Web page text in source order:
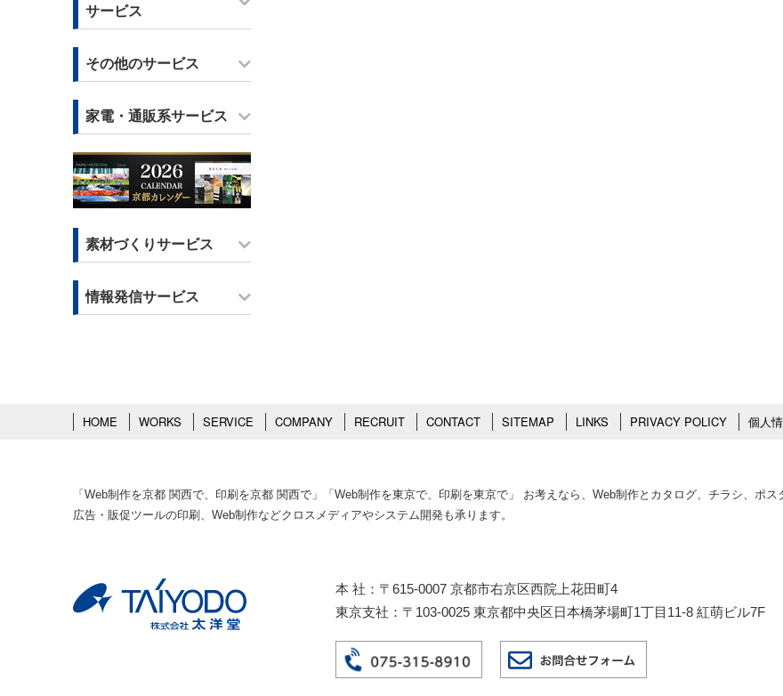
サービス
その他のサービス
家電・通販系サービス
素材づくりサービス
情報発信サービス
HOME WORKS SERVICE COMPANY RECRUIT CONTACT SITEMAP LINKS PRIVACY POLICY 個人
「Web制作を京都 関西で、印刷を京都 関西で」「Web制作を東京で、印刷を東京で」 お考えなら、Web制作とカタログ、チラシ、ポ
広告・販促ツールの印刷、Web制作などクロスメディアやシステム開発も承ります。
本 社：〒615-0007 京都市右京区西院上花田町4
東京支社：〒103-0025 東京都中央区日本橋茅場町1丁目11-8 紅萌ビル7F